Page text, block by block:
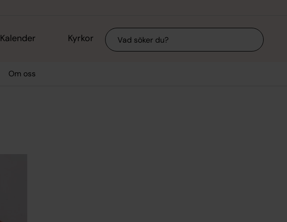
Kalender Kyrkor Sök
Om oss